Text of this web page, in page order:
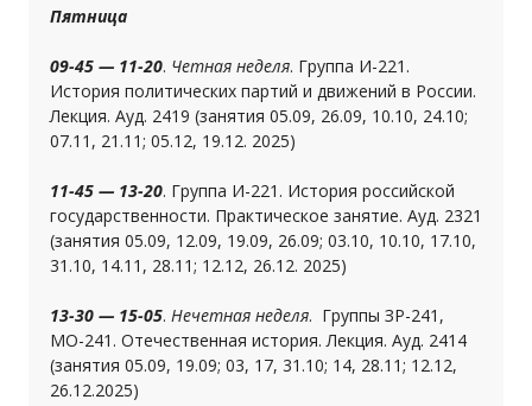
Пятница
09-45 — 11-20. Четная неделя. Группа И-221.
История политических партий и движений в России.
Лекция. Ауд. 2419 (занятия 05.09, 26.09, 10.10, 24.10;
07.11, 21.11; 05.12, 19.12. 2025)
11-45 — 13-20. Группа И-221. История российской
государственности. Практическое занятие. Ауд. 2321
(занятия 05.09, 12.09, 19.09, 26.09; 03.10, 10.10, 17.10,
31.10, 14.11, 28.11; 12.12, 26.12. 2025)
13-30 — 15-05. Нечетная неделя. Группы ЗР-241,
МО-241. Отечественная история. Лекция. Ауд. 2414
(занятия 05.09, 19.09; 03, 17, 31.10; 14, 28.11; 12.12,
26.12.2025)